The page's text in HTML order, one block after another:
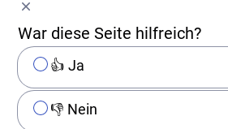
Verena Müdespacher
Head of Corporate Communications
War diese Seite hilfreich?
👍 Ja
👎 Nein